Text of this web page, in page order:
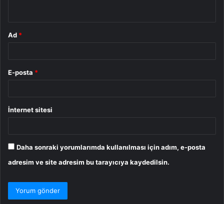
Ad *
E-posta *
İnternet sitesi
Daha sonraki yorumlarımda kullanılması için adım, e-posta
adresim ve site adresim bu tarayıcıya kaydedilsin.